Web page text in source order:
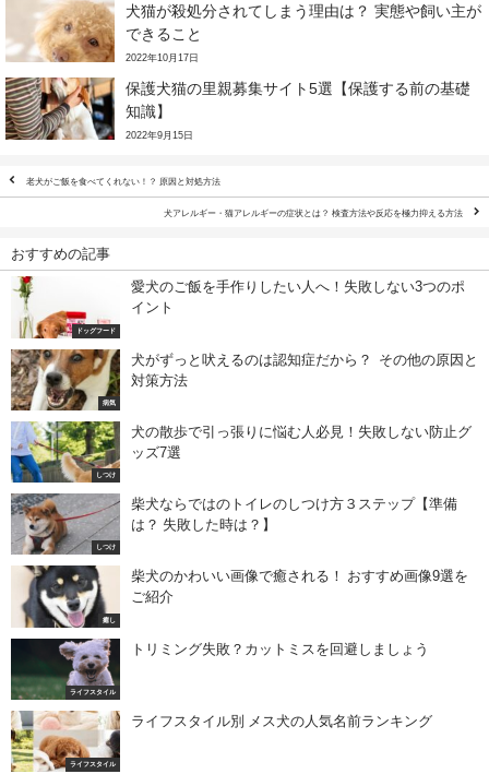
犬猫が殺処分されてしまう理由は？ 実態や飼い主が
できること
2022年10月17日
保護犬猫の里親募集サイト5選【保護する前の基礎
知識】
2022年9月15日
老犬がご飯を食べてくれない！？ 原因と対処方法
犬アレルギー・猫アレルギーの症状とは？ 検査方法や反応を極力抑える方法
おすすめの記事
ドッグフード
愛犬のご飯を手作りしたい人へ！失敗しない3つのポ
イント
病気
犬がずっと吠えるのは認知症だから？ その他の原因と
対策方法
しつけ
犬の散歩で引っ張りに悩む人必見！失敗しない防止グ
ッズ7選
しつけ
柴犬ならではのトイレのしつけ方３ステップ【準備
は？ 失敗した時は？】
癒し
柴犬のかわいい画像で癒される！ おすすめ画像9選を
ご紹介
ライフスタイル
トリミング失敗？カットミスを回避しましょう
ライフスタイル
ライフスタイル別 メス犬の人気名前ランキング